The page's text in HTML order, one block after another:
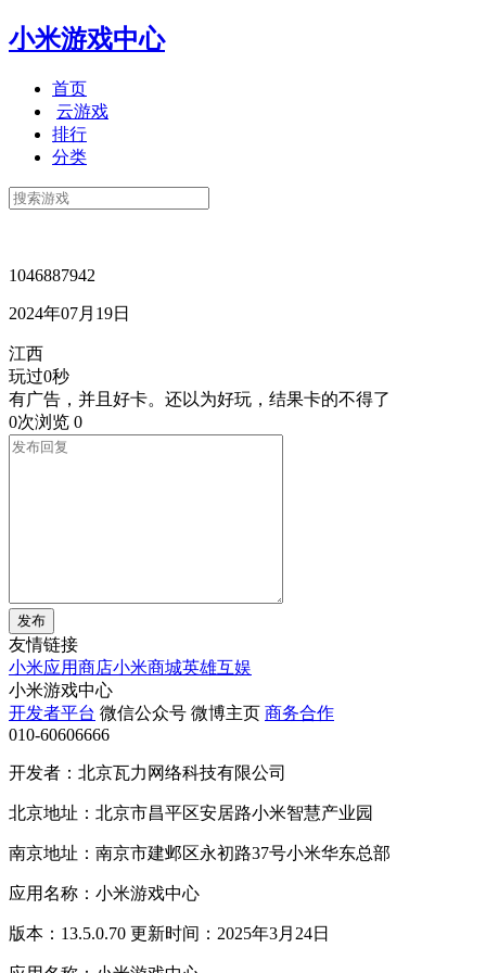
小米游戏中心
首页
云游戏
排行
分类
1046887942
2024年07月19日
江西
玩过0秒
有广告，并且好卡。还以为好玩，结果卡的不得了
0次浏览 0
发布
友情链接
小米应用商店小米商城英雄互娱
小米游戏中心
开发者平台 微信公众号 微博主页 商务合作
010-60606666
开发者：北京瓦力网络科技有限公司
北京地址：北京市昌平区安居路小米智慧产业园
南京地址：南京市建邺区永初路37号小米华东总部
应用名称：小米游戏中心
版本：13.5.0.70 更新时间：2025年3月24日